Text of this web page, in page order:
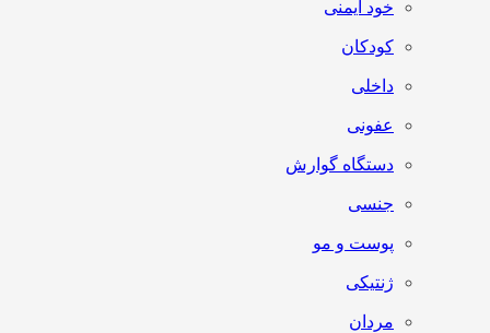
خود ایمنی
کودکان
داخلی
عفونی
دستگاه گوارش
جنسی
پوست و مو
ژنتیکی
مردان